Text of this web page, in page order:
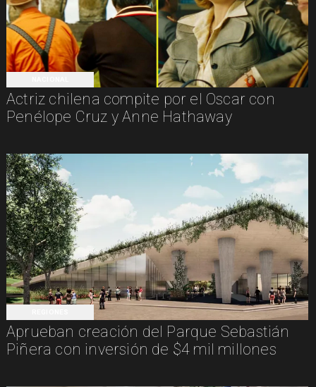
Actriz chilena compite por el Oscar con
Penélope Cruz y Anne Hathaway
Aprueban creación del Parque Sebastián
Piñera con inversión de $4 mil millones